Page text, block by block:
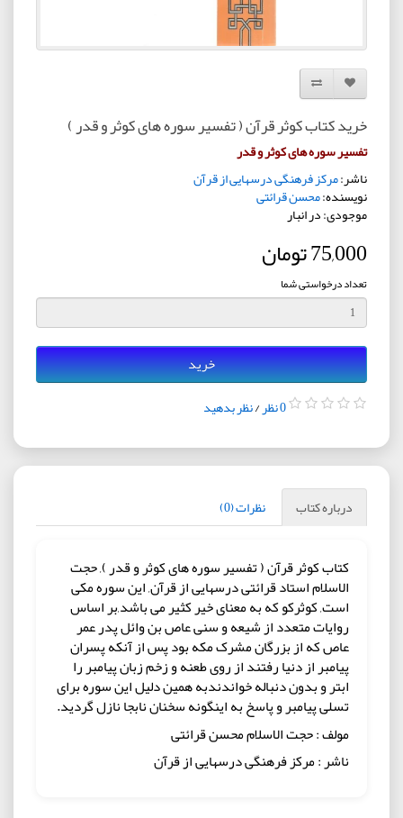
افزودن به لیست دلخواه
مقایسه این محصول
خرید کتاب کوثر قرآن ( تفسیر سوره های کوثر و قدر )
تفسیر سوره های کوثر و قدر
ناشر:مرکز فرهنگی درسهایی از قرآن
نویسنده:محسن قرائتی
موجودی: در انبار
75,000 تومان
تعداد درخواستی شما
خرید
0 نظر /نظر بدهید
درباره کتاب نظرات (0)
کتاب کوثر قرآن ( تفسیر سوره های کوثر و قدر ), حجت
الاسلام استاد قرائتی درسهایی از قرآن, این سوره مکی
است, کوثرکو که به معنای خیر کثیر می باشد,بر اساس
روایات متعدد از شیعه و سنی عاص بن وائل پدر عمر
عاص که از بزرگان مشرک مکه بود پس از آنکه پسران
پیامبر از دنیا رفتند از روی طعنه و زخم زبان پیامبر را
ابتر و بدون دنباله خواندندبه همین دلیل این سوره برای
تسلی پیامبر و پاسخ به اینگونه سخنان نابجا نازل گردید.
مولف : حجت الاسلام محسن قرائتی
ناشر : مرکز فرهنگی درسهایی از قرآن